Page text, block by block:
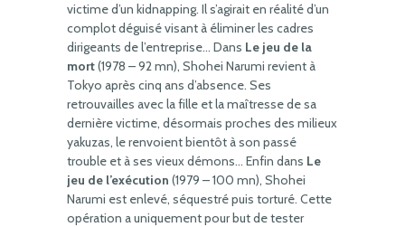
victime d’un kidnapping. Il s’agirait en réalité d’un
complot déguisé visant à éliminer les cadres
dirigeants de l’entreprise… Dans Le jeu de la
mort(1978 – 92 mn), Shohei Narumi revient à
Tokyo après cinq ans d’absence. Ses
retrouvailles avec la fille et la maîtresse de sa
dernière victime, désormais proches des milieux
yakuzas, le renvoient bientôt à son passé
trouble et à ses vieux démons… Enfin dans Le
jeu de l’exécution (1979 – 100 mn), Shohei
Narumi est enlevé, séquestré puis torturé. Cette
opération a uniquement pour but de tester